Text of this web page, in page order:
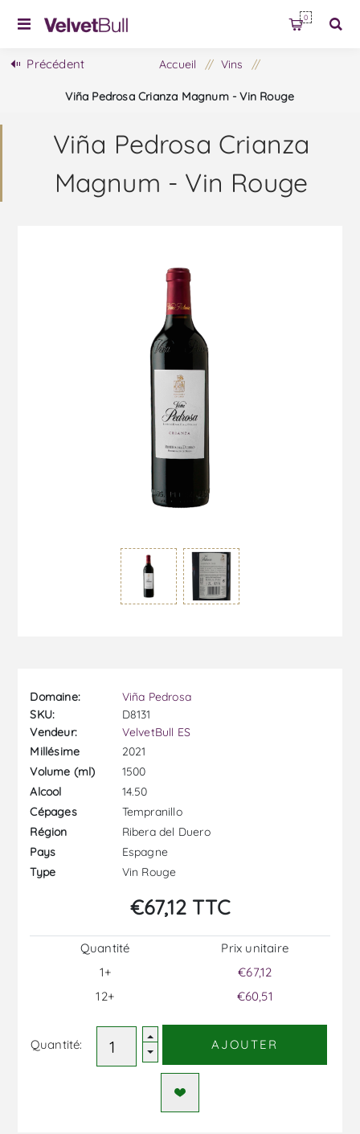
0
Précédent Accueil / Vins /
Viña Pedrosa Crianza Magnum - Vin Rouge
Viña Pedrosa Crianza
Magnum - Vin Rouge
Domaine:
Viña Pedrosa
SKU:
D8131
Vendeur:
VelvetBull ES
Millésime
2021
Volume (ml)
1500
Alcool
14.50
Cépages
Tempranillo
Région
Ribera del Duero
Pays
Espagne
Type
Vin Rouge
€67,12 TTC
Quantité
1+
12+
Prix ​​unitaire
€67,12
€60,51
Quantité: AJOUTER